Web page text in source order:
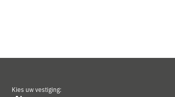
Kies uw vestiging: